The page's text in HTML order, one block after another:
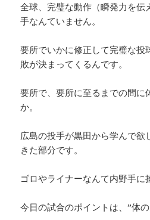
全球、完璧な動作（瞬発力を伝
手なんていません。
要所でいかに修正して完璧な投
敗が決まってくるんです。
要所で、要所に至るまでの間に
か。
広島の投手が黒田から学んで欲
きた部分です。
ゴロやライナーなんて内野手に
今日の試合のポイントは、”体の